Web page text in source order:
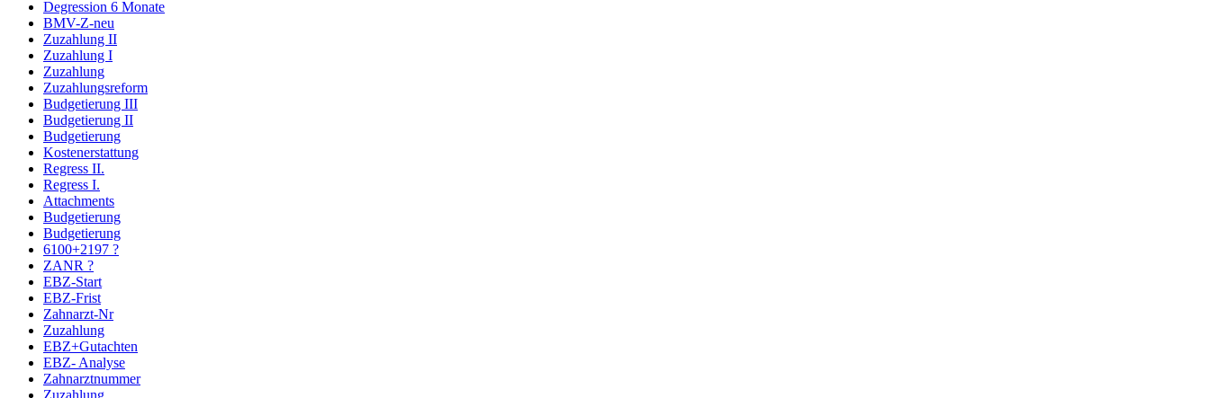
Degression 6 Monate
BMV-Z-neu
Zuzahlung II
Zuzahlung I
Zuzahlung
Zuzahlungsreform
Budgetierung III
Budgetierung II
Budgetierung
Kostenerstattung
Regress II.
Regress I.
Attachments
Budgetierung
Budgetierung
6100+2197 ?
ZANR ?
EBZ-Start
EBZ-Frist
Zahnarzt-Nr
Zuzahlung
EBZ+Gutachten
EBZ- Analyse
Zahnarztnummer
Zuzahlung